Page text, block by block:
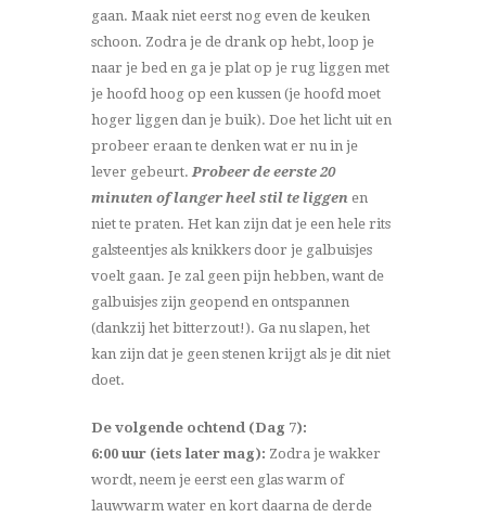
gaan. Maak niet eerst nog even de keuken
schoon. Zodra je de drank op hebt, loop je
naar je bed en ga je plat op je rug liggen met
je hoofd hoog op een kussen (je hoofd moet
hoger liggen dan je buik). Doe het licht uit en
probeer eraan te denken wat er nu in je
lever gebeurt.Probeer de eerste 20
minuten of langer heel stil te liggen en
niet te praten. Het kan zijn dat je een hele rits
galsteentjes als knikkers door je galbuisjes
voelt gaan. Je zal geen pijn hebben, want de
galbuisjes zijn geopend en ontspannen
(dankzij het bitterzout!). Ga nu slapen, het
kan zijn dat je geen stenen krijgt als je dit niet
doet.
De volgende ochtend (Dag 7):
6:00 uur (iets later mag): Zodra je wakker
wordt, neem je eerst een glas warm of
lauwwarm water en kort daarna de derde